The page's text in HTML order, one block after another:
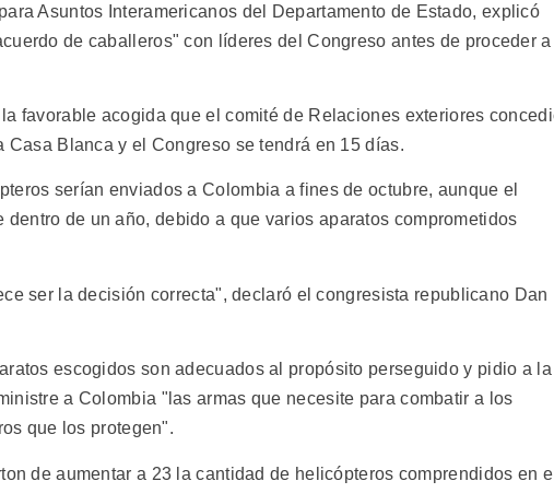
Asuntos Interamericanos del Departamento de Estado, explicó
de caballeros" con líderes del Congreso antes de proceder a
favorable acogida que el comité de Relaciones exteriores
Casa Blanca y el Congreso se tendrá en 15 días.
serían enviados a Colombia a fines de octubre, aunque el
de un año, debido a que varios aparatos comprometidos
ser la decisión correcta", declaró el congresista republicano Dan
escogidos son adecuados al propósito perseguido y pidio a la
a Colombia "las armas que necesite para combatir a los
que los protegen".
de aumentar a 23 la cantidad de helicópteros comprendidos en